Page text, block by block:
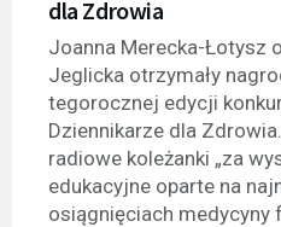
dla Zdrowia
Joanna Merecka-Łotysz
Jeglicka otrzymały
tegorocznej edycji
Dziennikarze dla
radiowe koleżanki „za
edukacyjne oparte na
osiągnięciach medycyny